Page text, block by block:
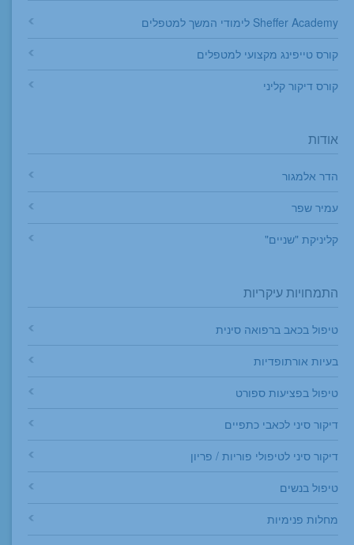
Sheffer Academy לימודי המשך למטפלים
קורס טייפינג מקצועי למטפלים
קורס דיקור קליני
אודות
הדר אלמגור
עמיר שפר
קליניקת "שניים"
התמחויות עיקריות
טיפול בכאב ברפואה סינית
בעיות אורתופדיות
טיפול בפציעות ספורט
דיקור סיני לכאבי כתפיים
דיקור סיני לטיפולי פוריות / פריון
טיפול בנשים
מחלות פנימיות